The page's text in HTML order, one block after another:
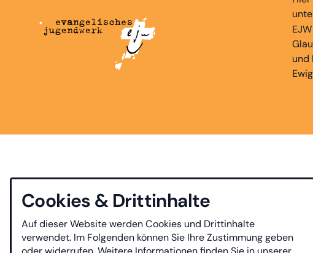
und
Cookies & Drittinhalte
Auf dieser Website werden Cookies und Drittinhalte
verwendet. Im Folgenden können Sie Ihre Zustimmung geben